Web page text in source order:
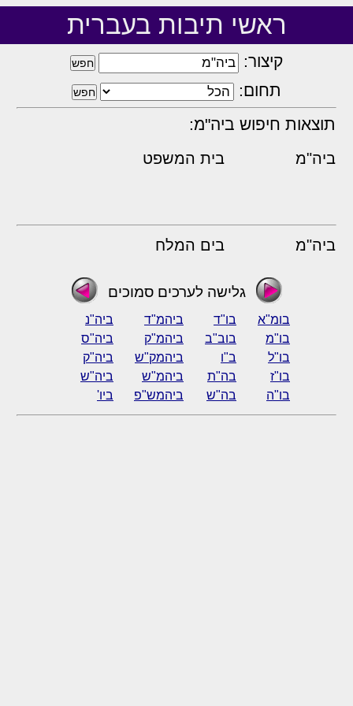
ראשי תיבות בעברית
קיצור:
תחום:
תוצאות חיפוש ביה"מ:
ביה"מ בית המשפט
ביה"מ בים המלח
גלישה לערכים סמוכים
בומ"א בו"ד ביהמ"ד
ביה"נ
בו"מ
בוב"ב ביהמ"ק
ביה"ס
בו"ל
ב"ו ביהמק"ש
ביה"ק
בו"ז
בה"ת ביהמ"ש
ביה"ש
בו"ה
בה"ש ביהמש"פ ביו'